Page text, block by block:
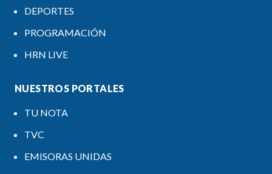
DEPORTES
PROGRAMACIÓN
HRN LIVE
NUESTROS PORTALES
TU NOTA
TVC
EMISORAS UNIDAS